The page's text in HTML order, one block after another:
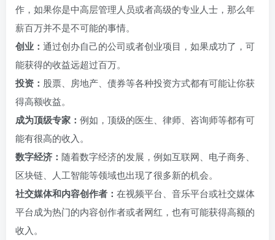
作，如果你是中高层管理人员或者高级的专业人士，那么年
薪百万并不是不可能的事情。
创业： 通过创办自己的公司或者创业项目，如果成功了，可
能获得的收益远超过百万。
投资： 股票、房地产、债券等各种投资方式都有可能让你获
得高额收益。
成为顶级专家： 例如，顶级的医生、律师、咨询师等都有可
能有很高的收入。
数字经济： 随着数字经济的发展，例如互联网、电子商务、
区块链、人工智能等领域也出现了很多新的机会。
社交媒体和内容创作者： 在视频平台、音乐平台或社交媒体
平台成为热门的内容创作者或者网红，也有可能获得高额的
收入。